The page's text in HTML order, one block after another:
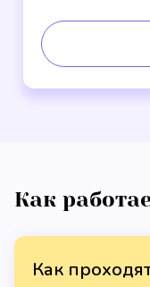
Как
Как